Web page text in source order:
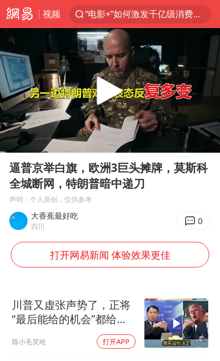
视频
“电影+”如何激发千亿级消费新活力？
美股存储板块集体大跌
中医教你一招提升气血
四川宜宾地震网友称睡觉被摇醒
百花奖开幕式
老中医：立秋后养心是关键
“今天得有40℃了吧 为啥还不预警”
“新疆阿勒泰八月能滑雪”不实
胡彦斌获《歌手2026》歌王
名创优品回应女子吐槽内裤质量差
夯实基础开新局
Play
00:00 09:10
逼普京举白旗，欧洲3巨头摊牌，莫斯科
全城断网，特朗普暗中递刀
声明：个人原创，仅供参考
大香蕉最好吃
四川 0
打开网易新闻 体验效果更佳
川普又虚张声势了，正将
“最后能给的机会”都给伊
陈小毛笑哈 打开APP